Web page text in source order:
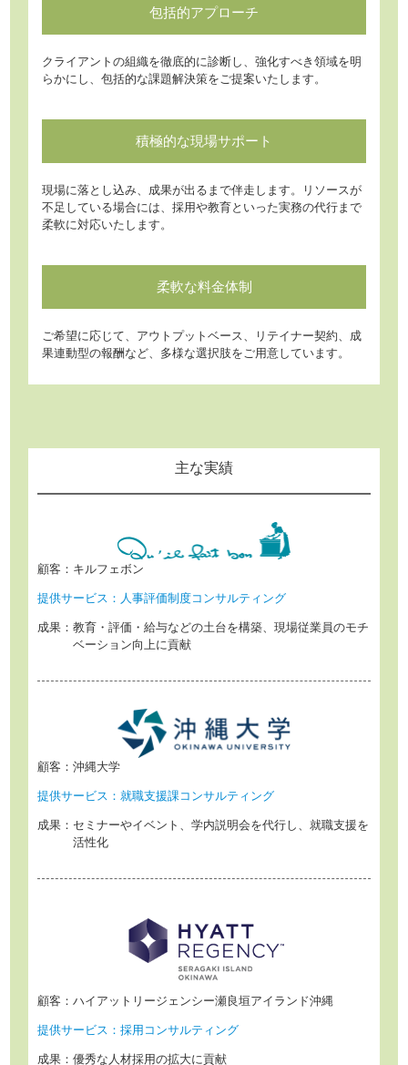
包括的アプローチ
クライアントの組織を徹底的に診断し、強化すべき領域を明
らかにし、包括的な課題解決策をご提案いたします。
積極的な現場サポート
現場に落とし込み、成果が出るまで伴走します。リソースが
不足している場合には、採用や教育といった実務の代行まで
柔軟に対応いたします。
柔軟な料金体制
ご希望に応じて、アウトプットベース、リテイナー契約、成
果連動型の報酬など、多様な選択肢をご用意しています。
主な実績
顧客： キルフェボン
提供サービス： 人事評価制度コンサルティング
成果：教育・評価・給与などの土台を構築、現場従業員のモチ
ベーション向上に貢献
顧客：沖縄大学
提供サービス：就職支援課コンサルティング
成果： セミナーやイベント、学内説明会を代行し、就職支援を
活性化
顧客：ハイアットリージェンシー瀬良垣アイランド沖縄
提供サービス：採用コンサルティング
成果：優秀な人材採用の拡大に貢献